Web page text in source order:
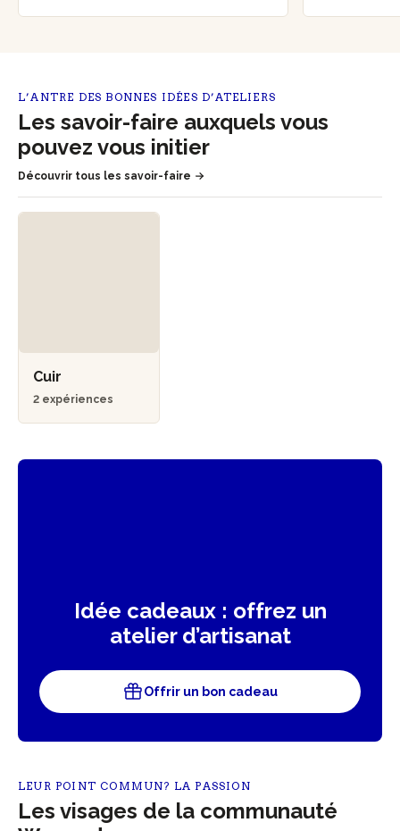
L’ANTRE DES BONNES IDÉES D’ATELIERS
Les savoir-faire auxquels vous
pouvez vous initier
Découvrir tous les savoir-faire
Cuir
2 expériences
Idée cadeaux : offrez un
atelier d’artisanat
Offrir un bon cadeau
LEUR POINT COMMUN? LA PASSION
Les visages de la communauté